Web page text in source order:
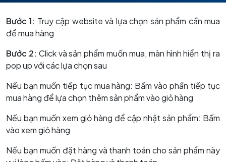
Bước 1: Truy cập website và lựa chọn sản phẩm cần mua
để mua hàng
Bước 2: Click và sản phẩm muốn mua, màn hình hiển thị ra
pop up với các lựa chọn sau
Nếu bạn muốn tiếp tục mua hàng: Bấm vào phần tiếp tục
mua hàng để lựa chọn thêm sản phẩm vào giỏ hàng
Nếu bạn muốn xem giỏ hàng để cập nhật sản phẩm: Bấm
vào xem giỏ hàng
Nếu bạn muốn đặt hàng và thanh toán cho sản phẩm này